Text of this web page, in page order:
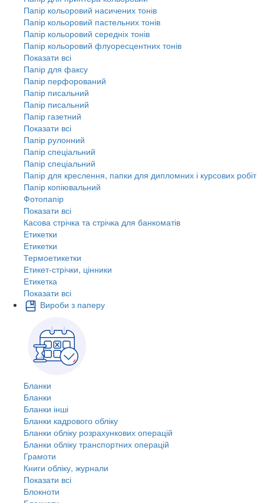
Папір кольоровий насичених тонів
Папір кольоровий пастельних тонів
Папір кольоровий середніх тонів
Папір кольоровий флуоресцентних тонів
Показати всі
Папір для факсу
Папір перфорований
Папір писальний
Папір писальний
Папір газетний
Показати всі
Папір рулонний
Папір спеціальний
Папір спеціальний
Папір для креслення, папки для дипломних і курсових робіт
Папір копіювальний
Фотопапір
Показати всі
Касова стрічка та стрічка для банкоматів
Етикетки
Етикетки
Термоетикетки
Етикет-стрічки, цінники
Етикетка
Показати всі
Вироби з паперу
Бланки
Бланки
Бланки інші
Бланки кадрового обліку
Бланки обліку розрахункових операцій
Бланки обліку транспортних операцій
Грамоти
Книги обліку, журнали
Показати всі
Блокноти